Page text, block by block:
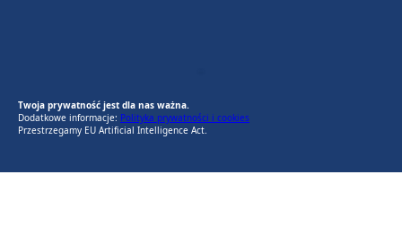
Twoja prywatność jest dla nas ważna.
Dodatkowe informacje: Polityka prywatności i cookies
Przestrzegamy EU Artificial Intelligence Act.